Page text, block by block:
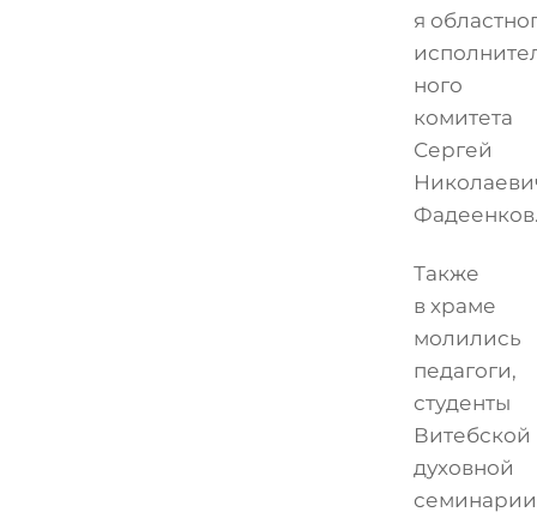
я
ного
комитета
Сергей
Также
в храме
молились
педагоги,
студенты
Витебской
духовной
семинарии